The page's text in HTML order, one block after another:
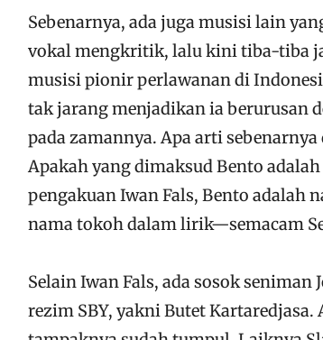
Sebenarnya, ada juga musisi lain
vokal mengkritik, lalu kini tiba-tiba
musisi pionir perlawanan di
tak jarang menjadikan ia berurusan
pada zamannya. Apa arti
Apakah yang dimaksud Bento
pengakuan Iwan Fals, Bento adalah
nama tokoh dalam lirik—semacam
Selain Iwan Fals, ada sosok
rezim SBY, yakni Butet